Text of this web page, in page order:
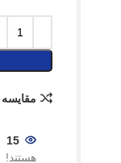
مقایسه
15
هستند!